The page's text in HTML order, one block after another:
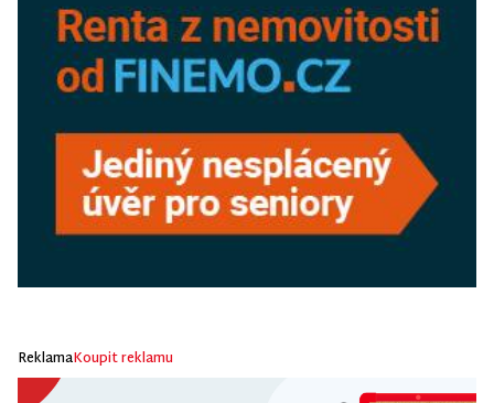
ReklamaKoupit reklamu